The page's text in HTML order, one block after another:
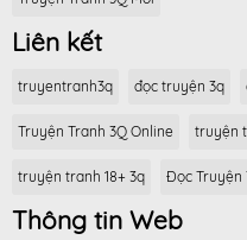
Liên kết
truyentranh3q đọc truyện 3q
Truyện Tranh 3Q Online truyện
truyện tranh 18+ 3q Đọc Truyện
Thông tin Web